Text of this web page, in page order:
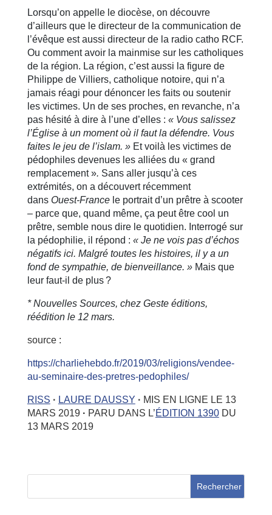
Lorsqu’on appelle le diocèse, on découvre
d’ailleurs que le directeur de la communication de
l’évêque est aussi directeur de la radio catho RCF.
Ou comment avoir la mainmise sur les catholiques
de la région. La région, c’est aussi la figure de
Philippe de Villiers, catholique notoire, qui n’a
jamais réagi pour dénoncer les faits ou soutenir
les victimes. Un de ses proches, en revanche, n’a
pas hésité à dire à l’une d’elles : « Vous salissez
l’Église à un moment où il faut la défendre. Vous
faites le jeu de l’islam. » Et voilà les victimes de
pédophiles devenues les alliées du « grand
remplacement ». Sans aller jusqu’à ces
extrémités, on a découvert récemment
dans Ouest-Francele portrait d’un prêtre à scooter
– parce que, quand même, ça peut être cool un
prêtre, semble nous dire le quotidien. Interrogé sur
la pédophilie, il répond : « Je ne vois pas d’échos
négatifs ici. Malgré toutes les histoires, il y a un
fond de sympathie, de bienveillance. » Mais que
leur faut-il de plus ?
* Nouvelles Sources, chez Geste éditions,
réédition le 12 mars.
source :
https://charliehebdo.fr/2019/03/religions/vendee-
au-seminaire-des-pretres-pedophiles/
RISS · LAURE DAUSSY · MIS EN LIGNE LE 13
MARS 2019 · PARU DANS L’ÉDITION 1390DU
13 MARS 2019